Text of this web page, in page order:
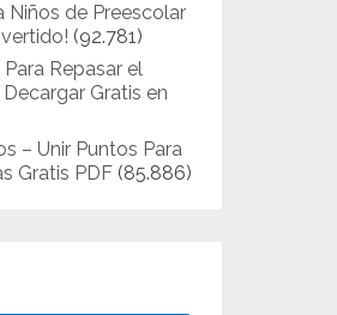
Niños de Preescolar
(92.781)
Repasar el
Gratis en
– Unir Puntos Para
Gratis PDF (85.886)